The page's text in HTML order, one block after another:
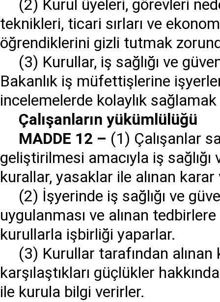
(2) Kurul üyeleri, görevleri
teknikleri, ticari sırları ve
öğrendiklerini gizli tutmak
(3) Kurullar, iş sağlığı ve
Bakanlık iş müfettişlerine
incelemelerde kolaylık
Çal ışanların yüküml ü üğü
MADDE 12 – (1) Çalışanlar
geliştirilmesi amacıyla iş
kurallar, yasaklar ile alınan
(2) İşyerinde iş sağlığı ve
uygulanması ve alınan
kurullarla işbirliği yaparlar.
(3) Kurullar tarafından
karşılaştıkları güçlükler
ile kurula bilgi verirler.